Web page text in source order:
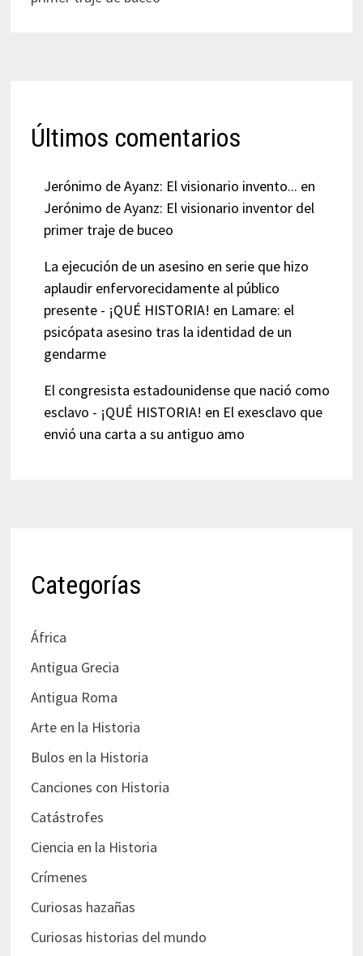
Últimos comentarios
Jerónimo de Ayanz: El visionario invento... en
Jerónimo de Ayanz: El visionario inventor del
primer traje de buceo
La ejecución de un asesino en serie que hizo
aplaudir enfervorecidamente al público
presente - ¡QUÉ HISTORIA! en Lamare: el
psicópata asesino tras la identidad de un
gendarme
El congresista estadounidense que nació como
esclavo - ¡QUÉ HISTORIA! en El exesclavo que
envió una carta a su antiguo amo
Categorías
África
Antigua Grecia
Antigua Roma
Arte en la Historia
Bulos en la Historia
Canciones con Historia
Catástrofes
Ciencia en la Historia
Crímenes
Curiosas hazañas
Curiosas historias del mundo